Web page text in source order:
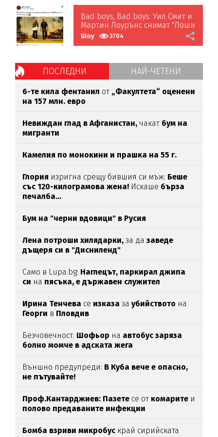
Bad boys, Bad boys: Уил Смит и
Мартин Лоурънс снимат "Лоши
момчета" 4
Шоу 3704
ПОСЛЕДНИ НАЙ-ЧЕТЕНИ
6-те кила фентанил от „Факултета“ оценени
на 157 млн. евро
Невиждан глад в Афганистан, чакат бум на
мигранти
Камелия по монокини и прашка на 55 г.
Глория изригна срещу бившия си мъж: Беше
със 120-килограмова жена! Искаше бърза
печалба...
Бум на "черни вдовици" в Русия
Лена потроши хилядарки,за да заведе
дъщеря си в "Дисниленд"
Само в Lupa.bg: Наглецът, паркирал джипа
си на пясъка, е държавен служител
Ирина Тенчева се изказазаубийството на
Георги в Пловдив
Безчовечност: Шофьор на автобус заряза
болно момче в адската жега
Външно предупреди: В Куба вече е опасно,
не пътувайте!
Проф.Кантарджиев: Пазете се от комарите и
полово предаваните инфекции
Бомба взриви микробус край сирийската